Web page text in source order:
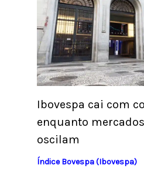
Ibovespa cai com
enquanto
oscilam
Índice Bovespa (Ibovespa)